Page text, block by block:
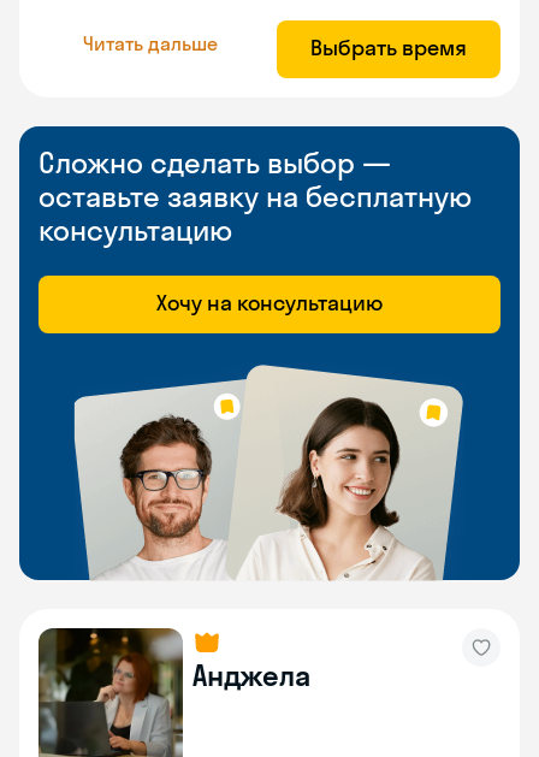
Читать дальше Выбрать время
Сложно сделать выбор —
оставьте заявку на бесплатную
консультацию
Хочу на консультацию
Анджела